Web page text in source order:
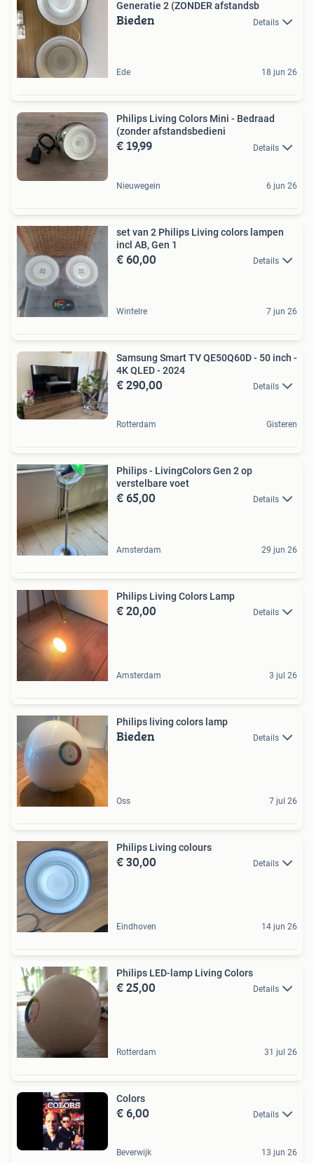
Generatie 2 (ZONDER afstandsb
Bieden Details
Ede 18 jun 26
Philips Living Colors Mini - Bedraad
(zonder afstandsbedieni
€ 19,99 Details
Nieuwegein 6 jun 26
set van 2 Philips Living colors lampen
incl AB, Gen 1
€ 60,00 Details
Wintelre 7 jun 26
Samsung Smart TV QE50Q60D - 50 inch -
4K QLED - 2024
€ 290,00 Details
Rotterdam Gisteren
Philips - LivingColors Gen 2 op
verstelbare voet
€ 65,00 Details
Amsterdam 29 jun 26
Philips Living Colors Lamp
€ 20,00 Details
Amsterdam 3 jul 26
Philips living colors lamp
Bieden Details
Oss 7 jul 26
Philips Living colours
€ 30,00 Details
Eindhoven 14 jun 26
Philips LED-lamp Living Colors
€ 25,00 Details
Rotterdam 31 jul 26
Colors
€ 6,00 Details
Beverwijk 13 jun 26